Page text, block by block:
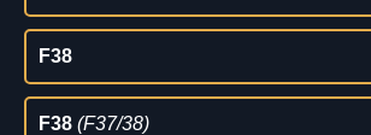
F38
F38 (F37/38)